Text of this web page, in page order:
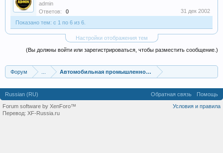
admin
Ответов:
0
31 дек 2002
Показано тем: с 1 по 6 из 6.
Настройки отображения тем
(Вы должны войти или зарегистрироваться, чтобы разместить сообщение.)
Форум Автомобильная промышленность
Russian (RU) Обратная связь
Помощь
Условия и правила
Forum software by XenForo™
Перевод: XF-Russia.ru